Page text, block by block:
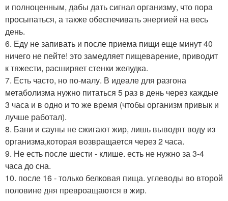
и полноценным, дабы дать сигнал организму, что пора
просыпаться, а также обеспечивать энергией на весь
день.
6. Еду не запивать и после приема пищи еще минут 40
ничего не пейте! это замедляет пищеварение, приводит
к тяжести, расширяет стенки желудка.
7. Есть часто, но по-малу. В идеале для разгона
метаболизма нужно питаться 5 раз в день через каждые
3 часа и в одно и то же время (чтобы организм привык и
лучше работал).
8. Бани и сауны не сжигают жир, лишь выводят воду из
организма,которая возвращается через 2 часа.
9. Не есть после шести - клише. есть не нужно за 3-4
часа до сна.
10. после 16 - только белковая пища. углеводы во второй
половине дня превроащаются в жир.